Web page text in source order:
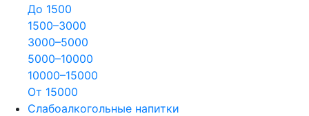
До 1500
1500–3000
3000–5000
5000–10000
10000–15000
От 15000
Слабоалкогольные напитки